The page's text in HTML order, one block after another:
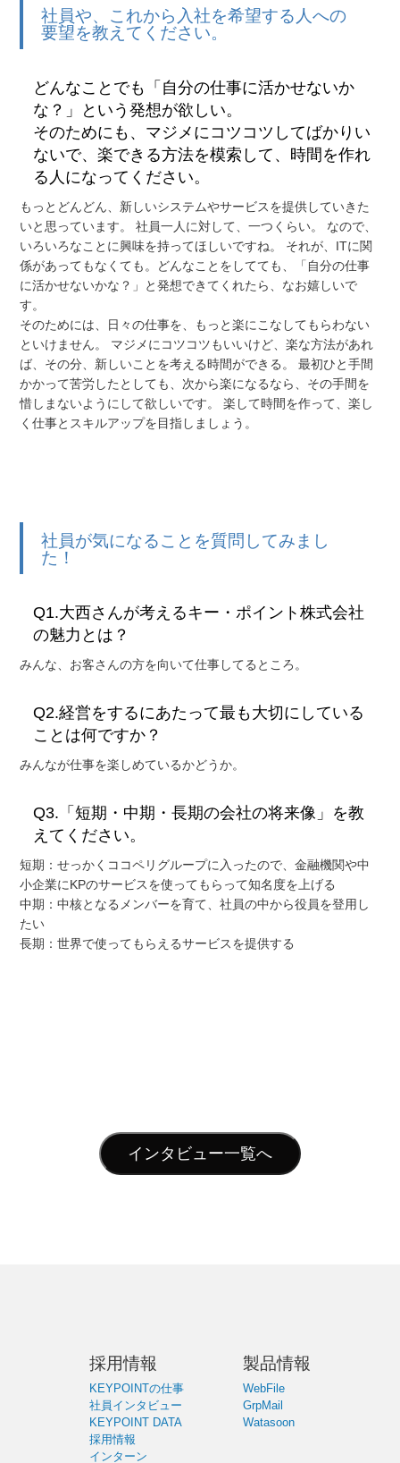
社員や、これから入社を希望する人への
要望を教えてください。
どんなことでも「自分の仕事に活かせないか
な？」という発想が欲しい。
そのためにも、マジメにコツコツしてばかりい
ないで、楽できる方法を模索して、時間を作れ
る人になってください。
もっとどんどん、新しいシステムやサービスを提供していきた
いと思っています。 社員一人に対して、一つくらい。 なので、
いろいろなことに興味を持ってほしいですね。 それが、ITに関
係があってもなくても。どんなことをしてても、「自分の仕事
に活かせないかな？」と発想できてくれたら、なお嬉しいで
す。
そのためには、日々の仕事を、もっと楽にこなしてもらわない
といけません。 マジメにコツコツもいいけど、楽な方法があれ
ば、その分、新しいことを考える時間ができる。 最初ひと手間
かかって苦労したとしても、次から楽になるなら、その手間を
惜しまないようにして欲しいです。 楽して時間を作って、楽し
く仕事とスキルアップを目指しましょう。
社員が気になることを質問してみまし
た！
Q1.大西さんが考えるキー・ポイント株式会社
の魅力とは？
みんな、お客さんの方を向いて仕事してるところ。
Q2.経営をするにあたって最も大切にしている
ことは何ですか？
みんなが仕事を楽しめているかどうか。
Q3.「短期・中期・長期の会社の将来像」を教
えてください。
短期：せっかくココペリグループに入ったので、金融機関や中
小企業にKPのサービスを使ってもらって知名度を上げる
中期：中核となるメンバーを育て、社員の中から役員を登用し
たい
長期：世界で使ってもらえるサービスを提供する
インタビュー一覧へ
採用情報
KEYPOINTの仕事
社員インタビュー
KEYPOINT DATA
採用情報
インターン
製品情報
WebFile
GrpMail
Watasoon